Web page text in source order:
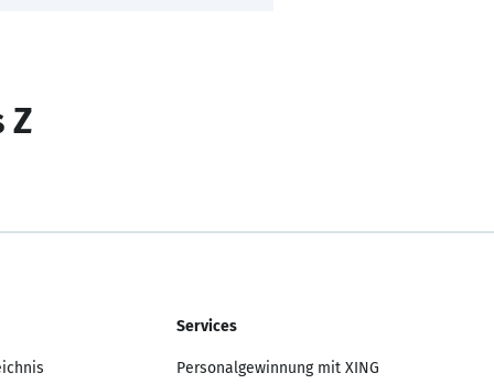
Z
Services
Personalgewinnung mit XING